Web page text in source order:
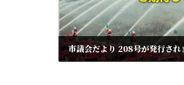
市議会だより 208号が発行され